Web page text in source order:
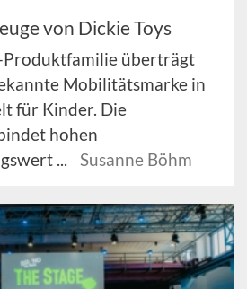
von Dickie Toys
Produktfamilie überträgt
Mobilitätsmarke in
für Kinder. Die
hohen
...
Susanne Böhm